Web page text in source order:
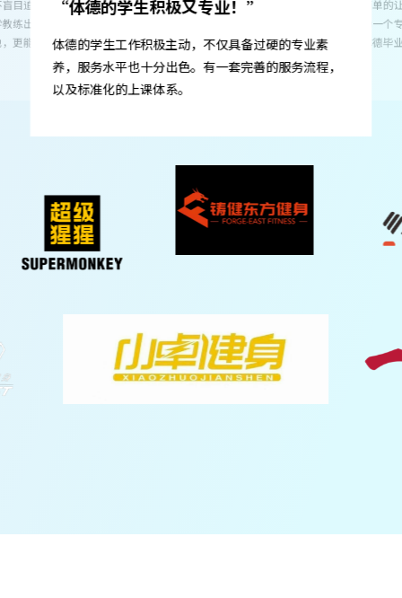
硬的专业素
的服务流程，
们如何成为一个专业的健身教练，不仅是基础训练知
识，所以体德毕业的学生，下一线后能快速上手，适
应期短。
岗前培训就能
础知识学得扎
个月就能拥有稳